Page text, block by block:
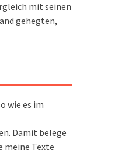
mit seinen
gehegten,
wie es im
Damit belege
meine Texte